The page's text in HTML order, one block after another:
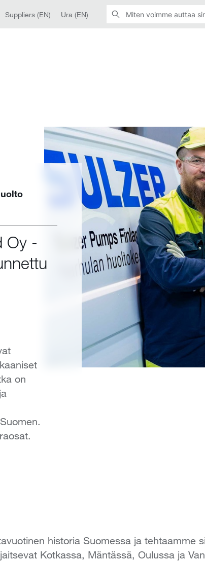
Suppliers (EN) Ura (EN)
Oy -
on
historia Suomessa ja tehtaamme
Kotkassa, Mäntässä, Oulussa ja